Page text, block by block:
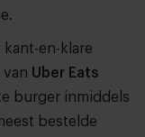
kant-en-klare
van Uber Eats
burger inmiddels
bestelde